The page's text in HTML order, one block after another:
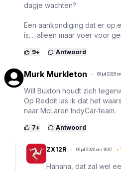
dagje wachten?
Een aankondiging dat er
is.... alleen maar voer voor
9+ Antwoord
Murk Murkleton 06 juli 2026
Will Buxton houdt zich
Op Reddit las ik dat het
naar McLaren IndyCar-team.
7+ Antwoord
ZX12R 06 juli 2026 om 16:07 +
Hahaha, dat zal wel